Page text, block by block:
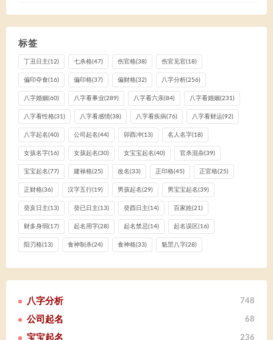
标签
丁丑日主(12) 七杀格(47) 伤官格(38) 伤官见官(18)
偏印夺食(16) 偏印格(37) 偏财格(32) 八字分析(256)
八字婚姻(60) 八字看事业(289) 八字看六亲(84) 八字看婚姻(231)
八字看性格(31) 八字看感情(38) 八字看疾病(76) 八字看财运(92)
八字起名(40) 公司起名(44) 卯酉冲(13) 名人名字(18)
女孩名字(16) 女孩起名(30) 女宝宝起名(40) 官杀混杂(39)
宝宝起名(77) 建禄格(25) 改名(33) 正印格(45) 正官格(25)
正财格(36) 汉字五行(19) 男孩起名(29) 男宝宝起名(39)
癸亥日主(13) 癸已日主(13) 癸酉日主(14) 百家姓(21)
财多身弱(17) 起名用字(28) 起名禁忌(14) 起名误区(16)
阳刃格(13) 食神制杀(24) 食神格(33) 魁罡八字(28)
八字分析 748
公司起名 68
宝宝起名 236